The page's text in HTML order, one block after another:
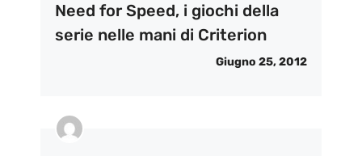
Need for Speed, i giochi della
serie nelle mani di Criterion
Giugno 25, 2012